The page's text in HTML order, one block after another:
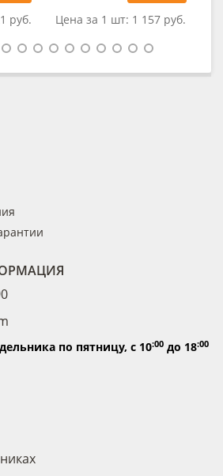
руб.
Цена за 1 шт: 1 157 руб.
по пятницу, с 10:00 до 18:00